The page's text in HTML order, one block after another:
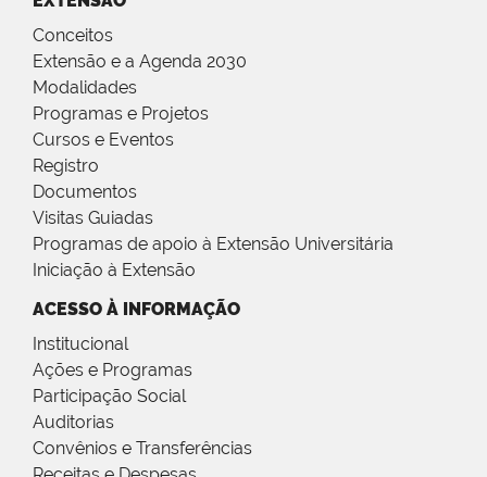
Conceitos
Extensão e a Agenda 2030
Modalidades
Programas e Projetos
Cursos e Eventos
Registro
Documentos
Visitas Guiadas
Programas de apoio à Extensão Universitária
Iniciação à Extensão
ACESSO À INFORMAÇÃO
Institucional
Ações e Programas
Participação Social
Auditorias
Convênios e Transferências